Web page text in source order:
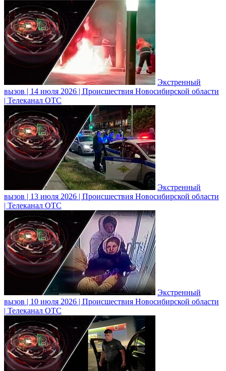
Экстренный
вызов | 14 июля 2026 | Происшествия Новосибирской области
| Телеканал ОТС
Экстренный
вызов | 13 июля 2026 | Происшествия Новосибирской области
| Телеканал ОТС
Экстренный
вызов | 10 июля 2026 | Происшествия Новосибирской области
| Телеканал ОТС